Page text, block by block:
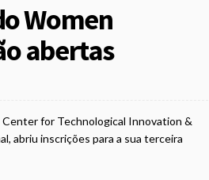
Women
abertas
for Technological Innovation &
abriu inscrições para a sua terceira